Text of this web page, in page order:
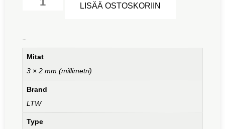
LISÄÄ OSTOSKORIIN
Mitat
3 × 2 mm (millimetri)
Brand
LTW
Type